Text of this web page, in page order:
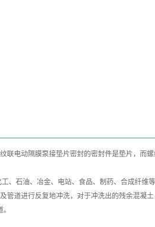
联电动隔膜泵接垫片密封的密封件是垫片，而螺
工、石油、冶金、电站、食品、制药、合成纤维
道进行反复地冲洗，对于冲洗出的残余混凝土